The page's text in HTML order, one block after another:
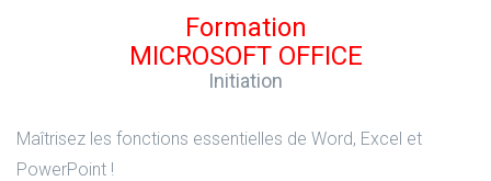
Formation
MICROSOFT OFFICE
Initiation
Maîtrisez les fonctions essentielles de Word, Excel et
PowerPoint !